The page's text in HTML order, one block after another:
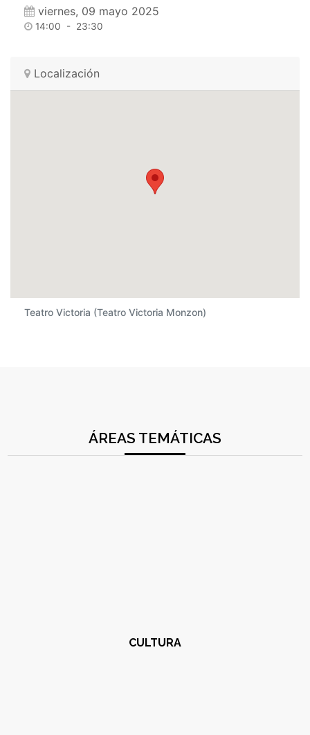
viernes, 09 mayo 2025
14:00 - 23:30
Localización
Teatro Victoria (Teatro Victoria Monzon)
ÁREAS TEMÁTICAS
CULTURA